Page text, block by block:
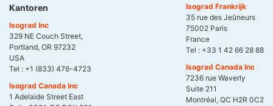
Kantoren
Isograd Inc
329 NE Couch Street,
Portland, OR 97232
USA
Tel : +1 (833) 476-4723
Isograd Canada Inc
1 Adelaide Street East
Isograd Frankrijk
35 rue des Jeûneurs
75002 Paris
France
Tel : +33 1 42 66 28 88
Isograd Canada Inc
7236 rue Waverly
Suite 211
Montréal, QC H2R 0C2